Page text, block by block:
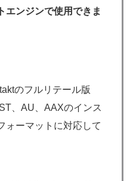
エンジンで使用できま
のフルリテール版
、AU、AAXのインス
ォーマットに対応して